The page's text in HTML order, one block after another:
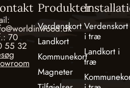
70
55 32
Produkter
Verdenskort
Landkort
Kommunekort
Magneter
Verdenskort
i træ
Landkort i
træ